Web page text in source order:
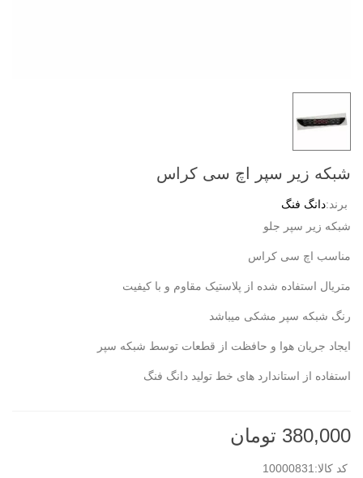
شبکه زیر سپر اچ سی کراس
برند:دانگ فنگ
شبکه زیر سپر جلو
مناسب اچ سی کراس
متریال استفاده شده از پلاستیک مقاوم و با کیفیت
رنگ شبکه سپر مشکی میباشد
ایجاد جریان هوا و حافظت از قطعات توسط شبکه سپر
استفاده از استاندارد های خط تولید دانگ فنگ
380,000 تومان
کد کالا: 10000831